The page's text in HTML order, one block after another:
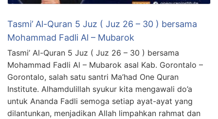
Tasmi’ Al-Quran 5 Juz ( Juz 26 – 30 ) bersama
Mohammad Fadli Al – Mubarok
Tasmi’ Al-Quran 5 Juz ( Juz 26 – 30 ) bersama
Mohammad Fadli Al – Mubarok asal Kab. Gorontalo –
Gorontalo, salah satu santri Ma’had One Quran
Institute. Alhamdulillah syukur kita mengawali do’a
untuk Ananda Fadli semoga setiap ayat-ayat yang
dilantunkan, menjadikan Allah limpahkan rahmat dan